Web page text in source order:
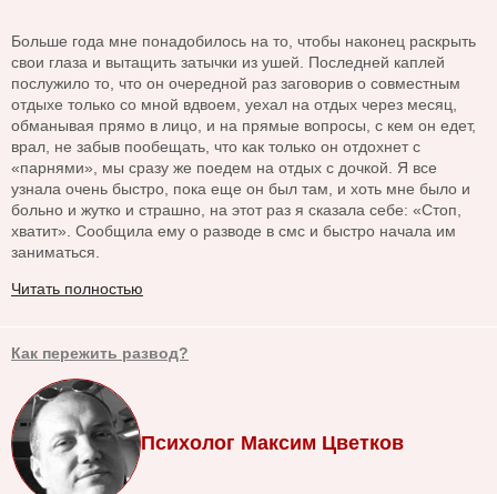
Больше года мне понадобилось на то, чтобы наконец раскрыть
свои глаза и вытащить затычки из ушей. Последней каплей
послужило то, что он очередной раз заговорив о совместным
отдыхе только со мной вдвоем, уехал на отдых через месяц,
обманывая прямо в лицо, и на прямые вопросы, с кем он едет,
врал, не забыв пообещать, что как только он отдохнет с
«парнями», мы сразу же поедем на отдых с дочкой. Я все
узнала очень быстро, пока еще он был там, и хоть мне было и
больно и жутко и страшно, на этот раз я сказала себе: «Стоп,
хватит». Сообщила ему о разводе в смс и быстро начала им
заниматься.
Читать полностью
Как пережить развод?
Психолог Максим Цветков